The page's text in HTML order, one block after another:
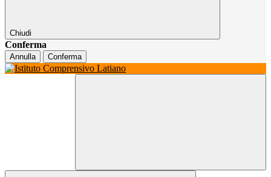
Chiudi
Conferma
Annulla Conferma